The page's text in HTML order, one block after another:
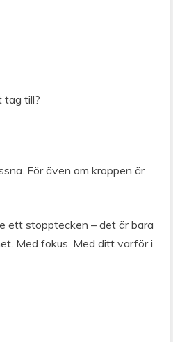
till?
För även om kroppen är
ett stopptecken – det är bara
Med fokus. Med ditt varför i